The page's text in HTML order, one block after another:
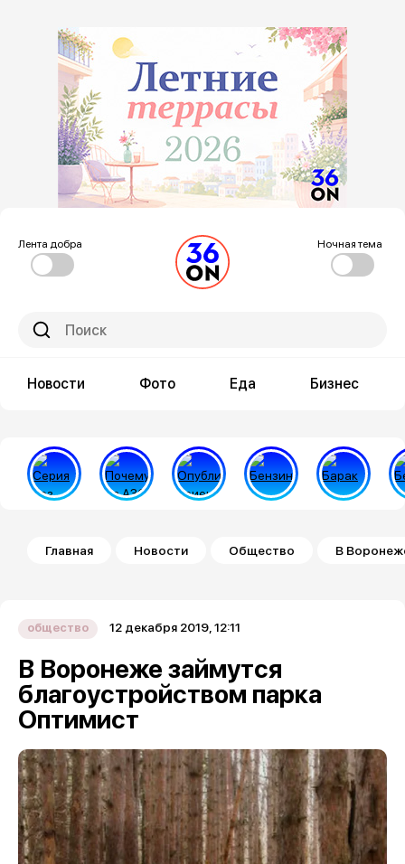
Лента добра Ночная тема
Новости Фото Еда Бизнес
Строка навигации
Главная Новости Общество В
общество 12 декабря 2019, 12:11
В Воронеже займутся
благоустройством парка
Оптимист